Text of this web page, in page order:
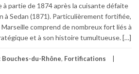
à partie de 1874 après la cuisante défaite
à Sedan (1871). Particulièrement fortifiée,
comprend de nombreux fort liés à
et à son histoire tumultueuse. […]
Bouches-du-Rhône, Fortifications